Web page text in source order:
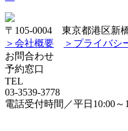
〒105-0004 東京都港区新
＞会社概要
＞プライバシ
お問合わせ
予約窓口
TEL
03-3539-3778
電話受付時間／平日10:00～